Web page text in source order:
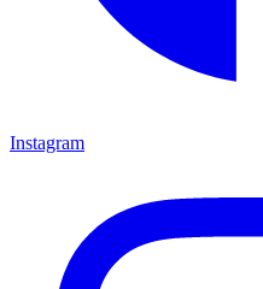
Instagram